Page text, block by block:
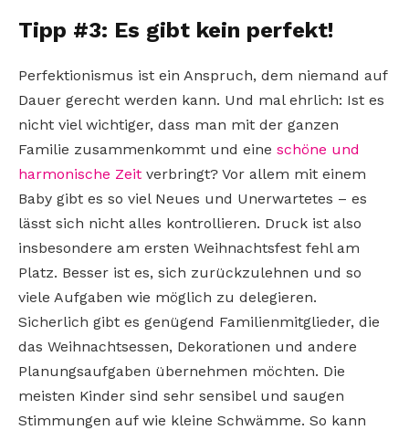
Tipp #3: Es gibt kein perfekt!
Perfektionismus ist ein Anspruch, dem niemand auf
Dauer gerecht werden kann. Und mal ehrlich: Ist es
nicht viel wichtiger, dass man mit der ganzen
Familie zusammenkommt und eine schöne und
harmonische Zeit verbringt? Vor allem mit einem
Baby gibt es so viel Neues und Unerwartetes – es
lässt sich nicht alles kontrollieren. Druck ist also
insbesondere am ersten Weihnachtsfest fehl am
Platz. Besser ist es, sich zurückzulehnen und so
viele Aufgaben wie möglich zu delegieren.
Sicherlich gibt es genügend Familienmitglieder, die
das Weihnachtsessen, Dekorationen und andere
Planungsaufgaben übernehmen möchten. Die
meisten Kinder sind sehr sensibel und saugen
Stimmungen auf wie kleine Schwämme. So kann